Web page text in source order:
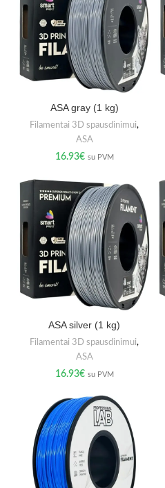
ASA gray (1 kg)
Filamentai 3D spausdinimui,
ASA
16.93€ su PVM
ASA silver (1 kg)
Filamentai 3D spausdinimui,
ASA
16.93€ su PVM